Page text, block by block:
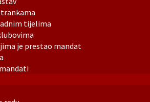
tijelima
je prestao mandat